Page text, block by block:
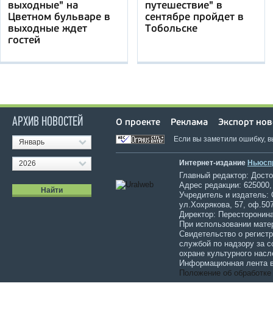
выходные" на
Цветном бульваре в
выходные ждет
гостей
путешествие" в
сентябре пройдет в
Тобольске
АРХИВ НОВОСТЕЙ
Январь
2026
О проекте Реклама Экспорт
Если вы заметили ошибку,
Интернет-издание
Главный редактор:
Адрес редакции:
Учредитель и
ул.Хохрякова, 57,
Директор:
При использовании
Свидетельство о
службой по надзору за
охране культурного
Информационная лента
Положение об